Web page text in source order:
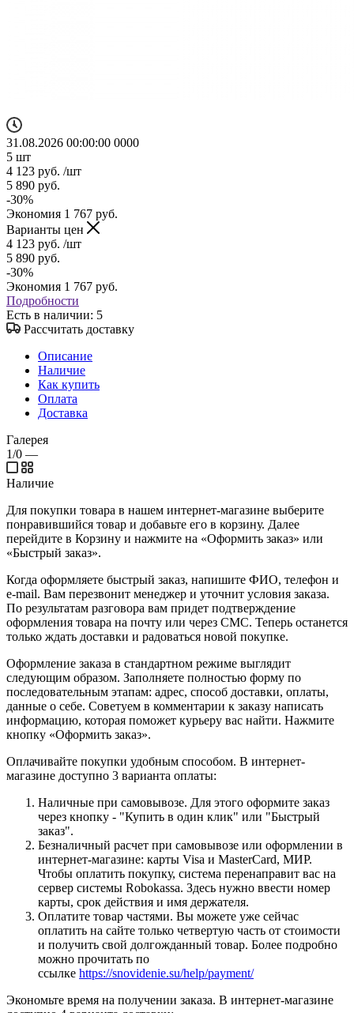
31.08.2026 00:00:00 0000
5 шт
4 123 руб. /шт
5 890 руб.
-30%
Экономия 1 767 руб.
Варианты цен
4 123 руб. /шт
5 890 руб.
-30%
Экономия 1 767 руб.
Подробности
Есть в наличии: 5
Рассчитать доставку
Описание
Наличие
Как купить
Оплата
Доставка
Галерея
1/0 —
Наличие
Для покупки товара в нашем интернет-магазине выберите
понравившийся товар и добавьте его в корзину. Далее
перейдите в Корзину и нажмите на «Оформить заказ» или
«Быстрый заказ».
Когда оформляете быстрый заказ, напишите ФИО, телефон и
e-mail. Вам перезвонит менеджер и уточнит условия заказа.
По результатам разговора вам придет подтверждение
оформления товара на почту или через СМС. Теперь останется
только ждать доставки и радоваться новой покупке.
Оформление заказа в стандартном режиме выглядит
следующим образом. Заполняете полностью форму по
последовательным этапам: адрес, способ доставки, оплаты,
данные о себе. Советуем в комментарии к заказу написать
информацию, которая поможет курьеру вас найти. Нажмите
кнопку «Оформить заказ».
Оплачивайте покупки удобным способом. В интернет-
магазине доступно 3 варианта оплаты:
Наличные при самовывозе. Для этого оформите заказ
через кнопку - "Купить в один клик" или "Быстрый
заказ".
Безналичный расчет при самовывозе или оформлении в
интернет-магазине: карты Visa и MasterCard, МИР.
Чтобы оплатить покупку, система перенаправит вас на
сервер системы Robokassa. Здесь нужно ввести номер
карты, срок действия и имя держателя.
Оплатите товар частями. Вы можете уже сейчас
оплатить на сайте только четвертую часть от стоимости
и получить свой долгожданный товар. Более подробно
можно прочитать по
ссылке https://snovidenie.su/help/payment/
Экономьте время на получении заказа. В интернет-магазине